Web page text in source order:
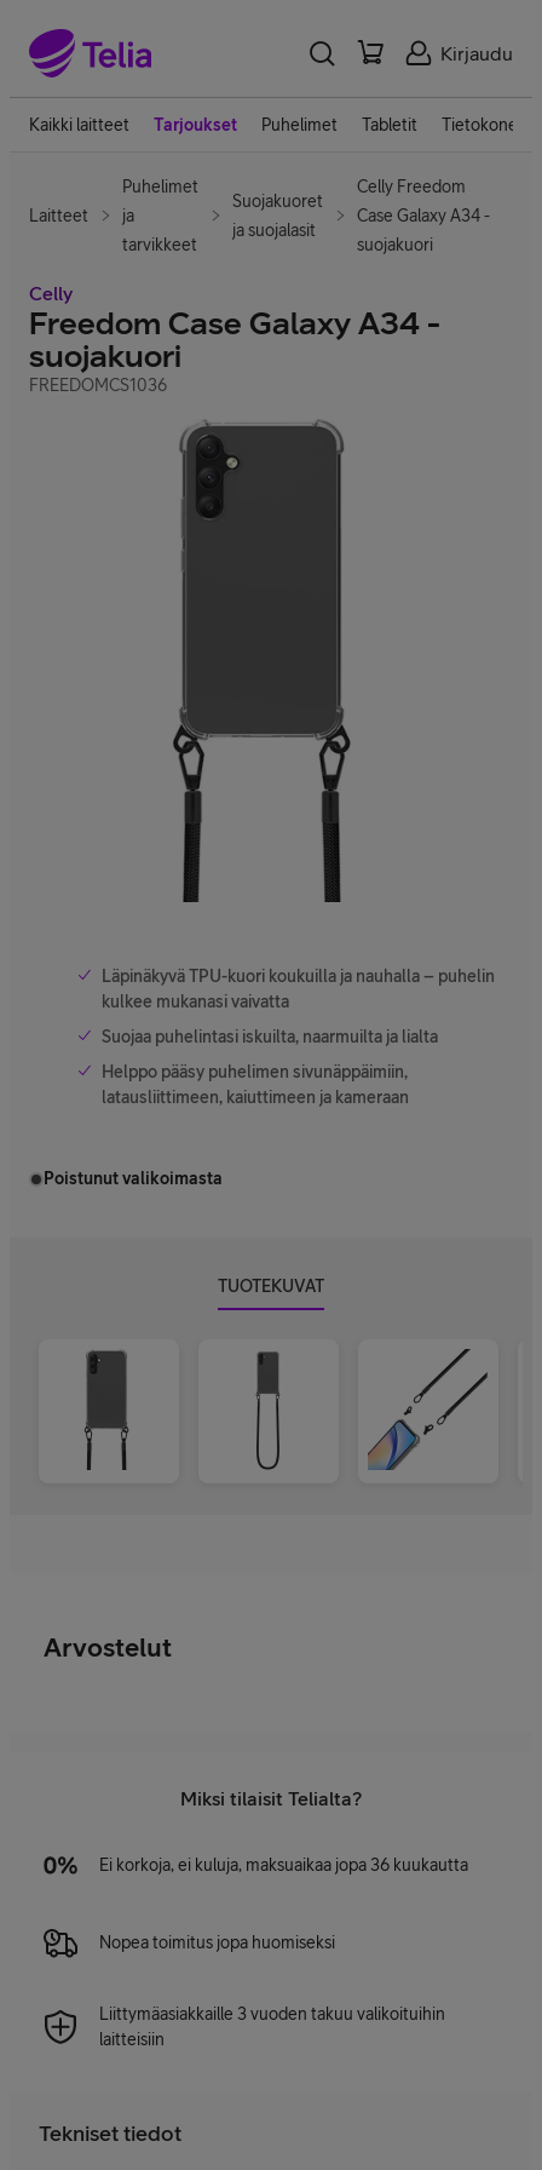
Kirjaudu
Kaikki laitteet Tarjoukset Puhelimet Tabletit Tietokoneet
Laitteet
Puhelimet
ja
tarvikkeet
Suojakuoret
ja suojalasit
Celly Freedom
Case Galaxy A34 -
suojakuori
Celly
Freedom Case Galaxy A34 -
suojakuori
FREEDOMCS1036
Läpinäkyvä TPU-kuori koukuilla ja nauhalla – puhelin
kulkee mukanasi vaivatta
Suojaa puhelintasi iskuilta, naarmuilta ja lialta
Helppo pääsy puhelimen sivunäppäimiin,
latausliittimeen, kaiuttimeen ja kameraan
Poistunut valikoimasta
TUOTEKUVAT
Arvostelut
Miksi tilaisit Telialta?
Ei korkoja, ei kuluja, maksuaikaa jopa 36 kuukautta
Nopea toimitus jopa huomiseksi
Liittymäasiakkaille 3 vuoden takuu valikoituihin
laitteisiin
Tekniset tiedot